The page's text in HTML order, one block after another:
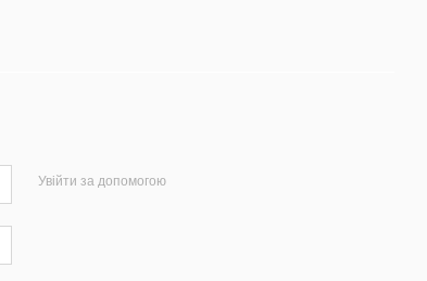
Увійти за допомогою